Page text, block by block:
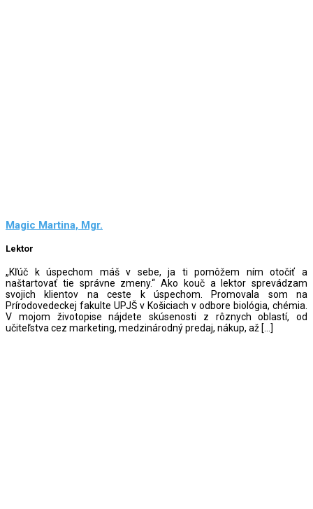
Magic Martina, Mgr.
Lektor
„Kľúč k úspechom máš v sebe, ja ti pomôžem ním otočiť a
naštartovať tie správne zmeny.“ Ako kouč a lektor sprevádzam
svojich klientov na ceste k úspechom. Promovala som na
Prírodovedeckej fakulte UPJŠ v Košiciach v odbore biológia, chémia.
V mojom životopise nájdete skúsenosti z rôznych oblastí, od
učiteľstva cez marketing, medzinárodný predaj, nákup, až […]